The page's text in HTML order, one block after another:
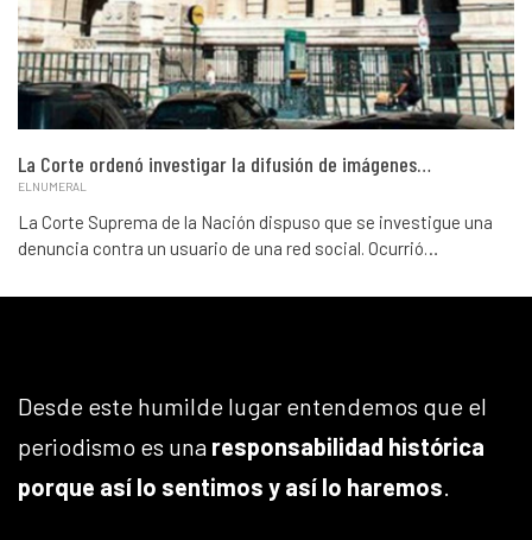
La Corte ordenó investigar la difusión de imágenes…
ELNUMERAL
La Corte Suprema de la Nación dispuso que se investigue una
denuncia contra un usuario de una red social. Ocurrió…
Desde este humilde lugar entendemos que el
periodismo es una responsabilidad histórica
porque así lo sentimos y así lo haremos.